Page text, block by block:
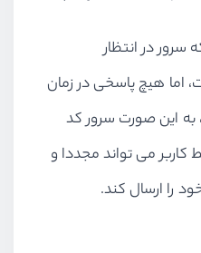
سرور در انتظار
اما هیچ پاسخی در زمان
به این صورت سرور کد
کاربر می تواند مجددا و
را ارسال کند.